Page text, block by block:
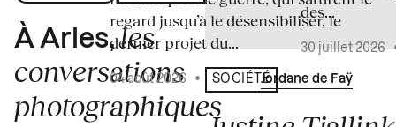
À Arles,les
conversations
photographiques
regard jusqu’à le désensibiliser, le
dernier projet du...
04 août 2026 • Écrit par Jordane de Faÿ
SOCIÉTÉ
des...
30 juillet 2026